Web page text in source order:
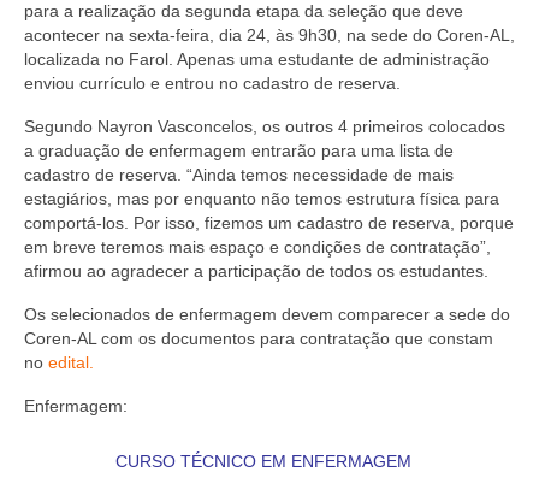
Eleições
Eleições Triênio 2027-2029
Eleições 2023
Eleições Anteriores
Agenda do presidente
Editais e licitação
Eleições
para a realização da segunda etapa da seleção que deve
acontecer na sexta-feira, dia 24, às 9h30, na sede do Coren-AL,
localizada no Farol. Apenas uma estudante de administração
enviou currículo e entrou no cadastro de reserva.
Segundo Nayron Vasconcelos, os outros 4 primeiros colocados
a graduação de enfermagem entrarão para uma lista de
cadastro de reserva. “Ainda temos necessidade de mais
estagiários, mas por enquanto não temos estrutura física para
comportá-los. Por isso, fizemos um cadastro de reserva, porque
em breve teremos mais espaço e condições de contratação”,
afirmou ao agradecer a participação de todos os estudantes.
Os selecionados de enfermagem devem comparecer a sede do
Coren-AL com os documentos para contratação que constam
no edital.
Enfermagem:
CURSO TÉCNICO EM ENFERMAGEM